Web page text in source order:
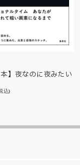
本】夜なのに夜みたい
込)